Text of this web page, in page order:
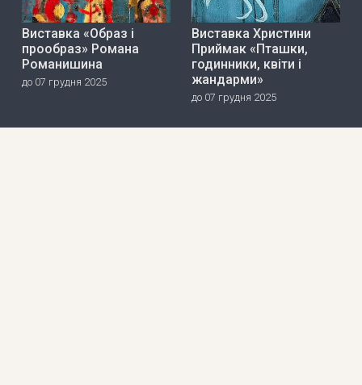
Виставка «Образ і
прообраз» Романа
Романишина
до 07 грудня 2025
Виставка Христини
Приймак «Пташки,
годинники, квіти і
жандарми»
до 07 грудня 2025